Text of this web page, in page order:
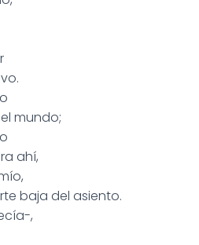
mundo;
ahí,
baja del asiento.
,